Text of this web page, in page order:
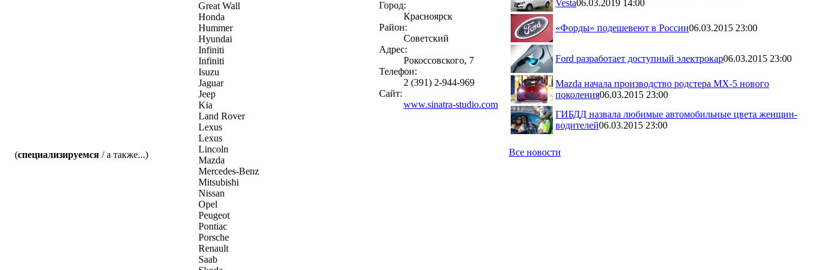
(специализируемся / а также...)
Great Wall
Honda
Hummer
Hyundai
Infiniti
Infiniti
Isuzu
Jaguar
Jeep
Kia
Land Rover
Lexus
Lexus
Lincoln
Mazda
Mercedes-Benz
Mitsubishi
Nissan
Opel
Peugeot
Pontiac
Porsche
Renault
Saab
Город:
Красноярск
Район:
Советский
Адрес:
Рокоссовского, 7
Телефон:
2 (391) 2-944-969
Сайт:
www.sinatra-studio.com
Vesta06.03.2019 14:00
«Форды» подешевеют в России06.03.2015 23:00
Ford разработает доступный электрокар06.03.2015 23:00
Mazda начала производство родстера MX-5 нового
поколения06.03.2015 23:00
ГИБДД назвала любимые автомобильные цвета женщин-
водителей06.03.2015 23:00
Все новости